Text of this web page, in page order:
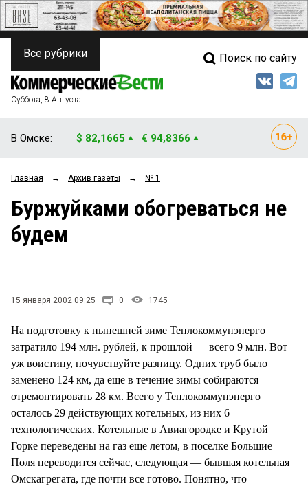
ПОЛИТИКА
ФИНАНСЫ
ОБЩЕСТВО
ЗАКОН
НОВОСТИ КОМПАНИЙ
СТИЛЬ ЖИЗНИ
Свежий выпуск
Рейтинги
Все рубрики Поиск по сайту
Суббота, 8 Августа
В Омске: $ 82,1665 € 94,8366
Главная → Архив газеты → № 1
Буржуйками обогреваться не
будем
15 января 2002 09:25 0 1745
На подготовку к нынешней зиме Теплокоммунэнерго
затратило 194 млн. рублей, к прошлой — всего 9 млн. Вот
уж воистину, почувствуйте разницу. Одних труб было
заменено 124 км, да еще в течение зимы собираются
отремонтировать 28 км. Всего у Теплокоммунэнерго
осталось 29 действующих котельных, из них 6
технологических. Котельные в Авиагородке и Крутой
Горке переведены на газ еще летом, в поселке Большие
Поля переводится сейчас, следующая — бывшая котельная
Омскагрегата, где почти все готово. Понятно, что